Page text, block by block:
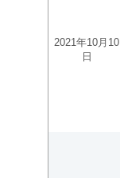
2021年10月10
日